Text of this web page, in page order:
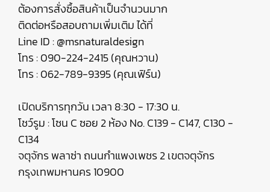
ต้องการสั่งซื้อสินค้าเป็นจำนวนมาก
ติดต่อหรือสอบถามเพิ่มเติม ได้ที่
Line ID : @msnaturaldesign
โทร : 090-224-2415 (คุณหวาน)
โทร : 062-789-9395 (คุณเฟิร์น)
เปิดบริการทุกวัน เวลา 8:30 - 17:30 น.
โชว์รูม : โซน C ซอย 2 ห้อง No. C139 - C147, C130 -
C134
จตุจักร พลาซ่า ถนนกำแพงเพชร 2 เขตจตุจักร
กรุงเทพมหานคร 10900